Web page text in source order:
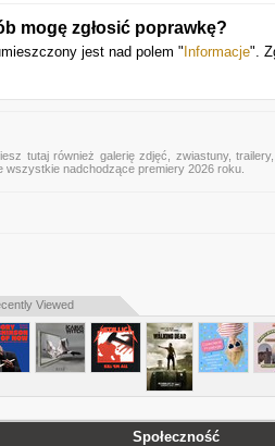
mogę zgłosić poprawkę?
jest nad polem " Informacje".
tutaj również galerię zdjęć, zwiastuny,
nadchodzące premiery 2026 roku.
Viewed
Społeczność